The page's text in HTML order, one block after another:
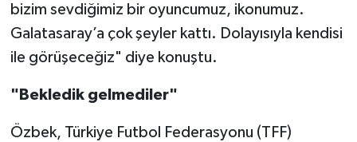
bizim sevdiğimiz bir oyuncumuz, ikonumuz.
Galatasaray’a çok şeyler kattı. Dolayısıyla kendisi
ile görüşeceğiz" diye konuştu.
"Bekledik gelmediler"
Özbek, Türkiye Futbol Federasyonu (TFF)